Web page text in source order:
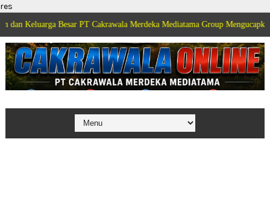
res
Besar PT Cakrawala Merdeka Mediatama Group Mengucapkan Selamat